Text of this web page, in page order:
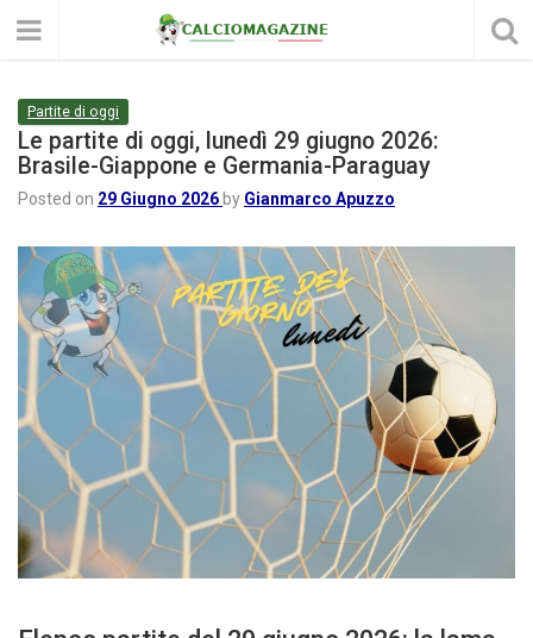
Partite di oggi
Le partite di oggi, lunedì 29 giugno 2026:
Brasile-Giappone e Germania-Paraguay
Posted on 29 Giugno 2026 by Gianmarco Apuzzo